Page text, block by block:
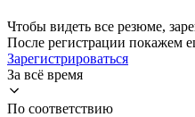
Чтобы видеть все резюме,
После регистрации покажем
Зарегистрироваться
За всё время
По соответствию